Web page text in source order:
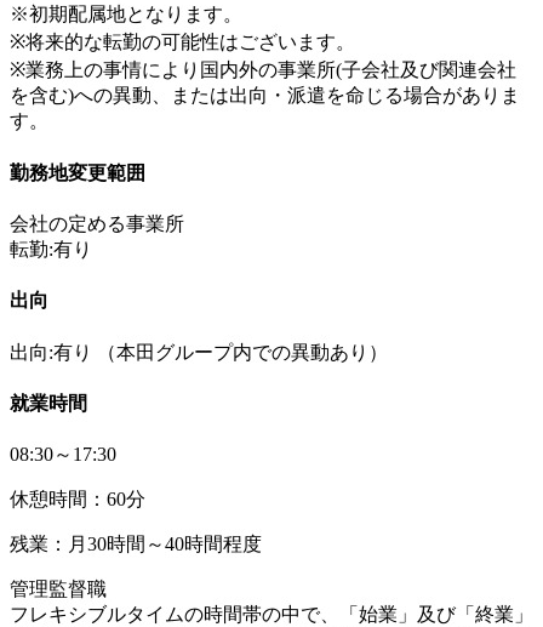
※初期配属地となります。
※将来的な転勤の可能性はございます。
※業務上の事情により国内外の事業所(子会社及び関連会社
を含む)への異動、または出向・派遣を命じる場合がありま
す。
勤務地変更範囲
会社の定める事業所
転勤:有り
出向
出向:有り （本田グループ内での異動あり）
就業時間
08:30～17:30
休憩時間：60分
残業：月30時間～40時間程度
管理監督職
フレキシブルタイムの時間帯の中で、「始業」及び「終業」